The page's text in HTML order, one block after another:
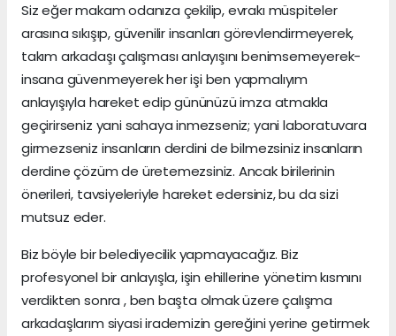
Siz eğer makam odanıza çekilip, evrakı müspiteler
arasına sıkışıp, güvenilir insanları görevlendirmeyerek,
takım arkadaşı çalışması anlayışını benimsemeyerek-
insana güvenmeyerek her işi ben yapmalıyım
anlayışıyla hareket edip gününüzü imza atmakla
geçirirseniz yani sahaya inmezseniz; yani laboratuvara
girmezseniz insanların derdini de bilmezsiniz insanların
derdine çözüm de üretemezsiniz. Ancak birilerinin
önerileri, tavsiyeleriyle hareket edersiniz, bu da sizi
mutsuz eder.
Biz böyle bir belediyecilik yapmayacağız. Biz
profesyonel bir anlayışla, işin ehillerine yönetim kısmını
verdikten sonra , ben başta olmak üzere çalışma
arkadaşlarım siyasi irademizin gereğini yerine getirmek